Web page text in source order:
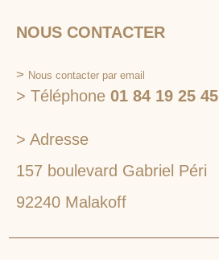
NOUS CONTACTER
> Nous contacter par email
> Téléphone 01 84 19 25 45
> Adresse
157 boulevard Gabriel Péri
92240 Malakoff